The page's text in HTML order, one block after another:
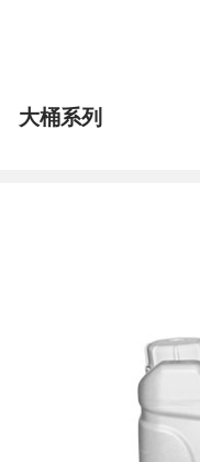
大桶系列